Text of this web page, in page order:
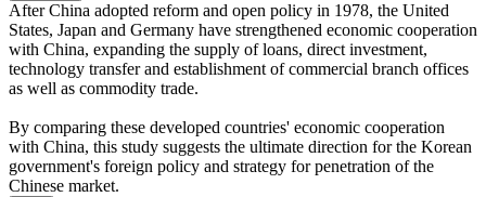
After China adopted reform and open policy in 1978, the United
States, Japan and Germany have strengthened economic cooperation
with China, expanding the supply of loans, direct investment,
technology transfer and establishment of commercial branch offices
as well as commodity trade.
By comparing these developed countries' economic cooperation
with China, this study suggests the ultimate direction for the Korean
government's foreign policy and strategy for penetration of the
Chinese market.